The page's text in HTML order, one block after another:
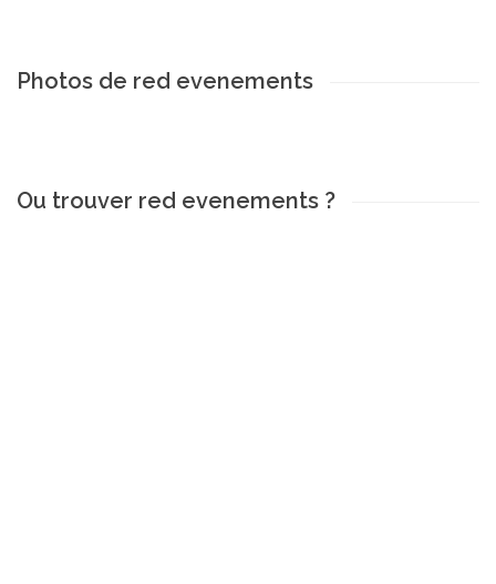
Photos de red evenements
Ou trouver red evenements ?